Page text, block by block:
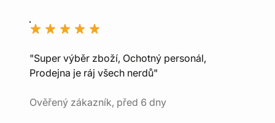
"Super výběr zboží, Ochotný personál,
Prodejna je ráj všech nerdů"
Ověřený zákazník, před 6 dny